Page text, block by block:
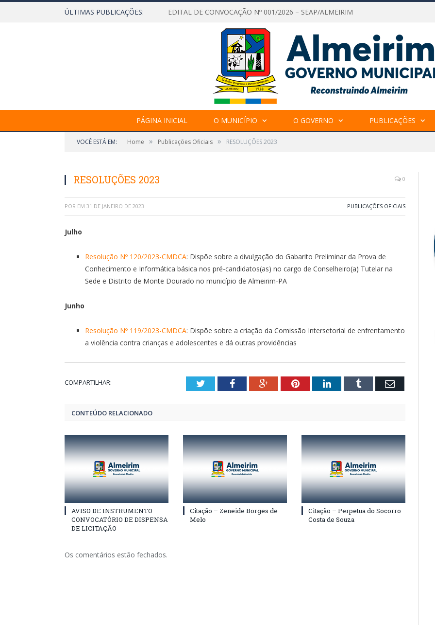
ÚLTIMAS PUBLICAÇÕES: EDITAL DE CONVOCAÇÃO Nº 001/2026 – SEAP/ALMEIRIM
PÁGINA INICIAL O MUNICÍPIO O GOVERNO PUBLICAÇÕES
VOCÊ ESTÁ EM: Home » Publicações Oficiais » RESOLUÇÕES 2023
RESOLUÇÕES 2023 0
POR EM 31 DE JANEIRO DE 2023 PUBLICAÇÕES OFICIAIS
Julho
Resolução Nº 120/2023-CMDCA: Dispõe sobre a divulgação do Gabarito Preliminar da Prova de
Conhecimento e Informática básica nos pré-candidatos(as) no cargo de Conselheiro(a) Tutelar na
Sede e Distrito de Monte Dourado no município de Almeirim-PA
Junho
Resolução Nº 119/2023-CMDCA: Dispõe sobre a criação da Comissão Intersetorial de enfrentamento
a violência contra crianças e adolescentes e dá outras providências
COMPARTILHAR: TwitterFacebookGoogle+PinterestLinkedInTumblr Email
CONTEÚDO RELACIONADO
AVISO DE INSTRUMENTO
CONVOCATÓRIO DE DISPENSA
DE LICITAÇÃO
Citação – Zeneide Borges de
Melo
Citação – Perpetua do Socorro
Costa de Souza
Os comentários estão fechados.